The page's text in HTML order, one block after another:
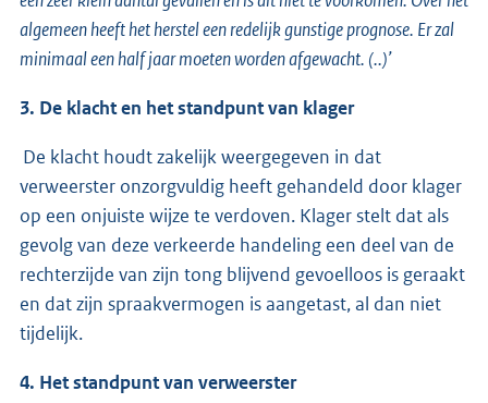
algemeen heeft het herstel een redelijk gunstige prognose. Er zal
minimaal een half jaar moeten worden afgewacht. (..)’
3. De klacht en het standpunt van klager
De klacht houdt zakelijk weergegeven in dat
verweerster onzorgvuldig heeft gehandeld door klager
op een onjuiste wijze te verdoven. Klager stelt dat als
gevolg van deze verkeerde handeling een deel van de
rechterzijde van zijn tong blijvend gevoelloos is geraakt
en dat zijn spraakvermogen is aangetast, al dan niet
tijdelijk.
4. Het standpunt van verweerster